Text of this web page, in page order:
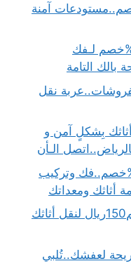
سلامة أثاثك..23%خصم..مستودعات آمنة
نقل عفش حي النرجس بـ15%خصم لـفك
التامة
نقل
بِشكلٍ آمن و
نقل مكاتب بالرياض بـ 20%خصم..فك وتركيب
أثاثك ومعداتك
دينا نقل عفش حي العزيزية..خصم150ريال لنقل أثاثك
لعفشك..تُلبي